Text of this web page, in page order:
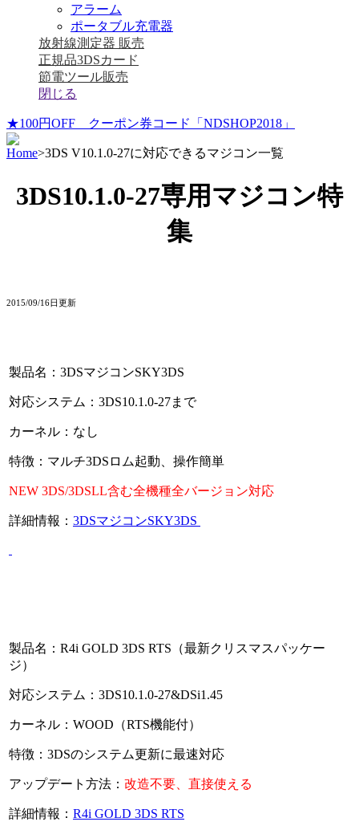
アラーム
ポータブル充電器
放射線測定器 販売
正規品3DSカード
節電ツール販売
閉じる
★100円OFF クーポン券コード「NDSHOP2018」
Home>3DS V10.1.0-27に対応できるマジコン一覧
3DS10.1.0-27専用マジコン特
集
2015/09/16日更新
製品名：3DSマジコンSKY3DS
対応システム：3DS10.1.0-27まで
カーネル：なし
特徴：マルチ3DSロム起動、操作簡単
NEW 3DS/3DSLL含む全機種全バージョン対応
詳細情報： 3DSマジコンSKY3DS
製品名：R4i GOLD 3DS RTS（最新クリスマスパッケー
ジ）
対応システム：3DS10.1.0-27&DSi1.45
カーネル：WOOD（RTS機能付）
特徴：3DSのシステム更新に最速対応
アップデート方法： 改造不要、直接使える
詳細情報： R4i GOLD 3DS RTS